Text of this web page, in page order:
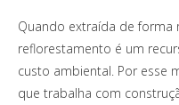
Quando extraída de forma
reflorestamento é um
custo ambiental. Por esse
que trabalha com